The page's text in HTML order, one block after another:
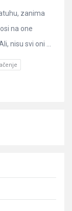
zanima
na one
nisu svi oni ...